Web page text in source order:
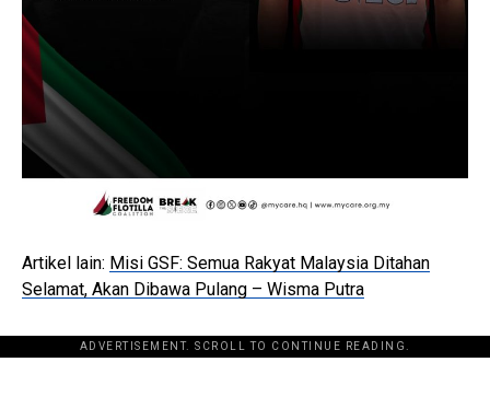
Artikel lain: Misi GSF: Semua Rakyat Malaysia Ditahan
Selamat, Akan Dibawa Pulang – Wisma Putra
ADVERTISEMENT. SCROLL TO CONTINUE READING.